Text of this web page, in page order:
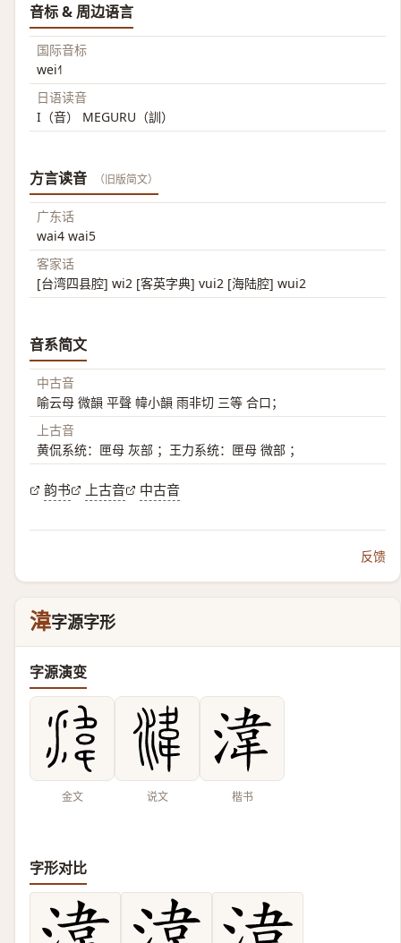
音标 & 周边语言
国际音标
wei˧˥
日语读音
I（音） MEGURU（訓）
方言读音 （旧版简文）
广东话
wai4 wai5
客家话
[台湾四县腔] wi2 [客英字典] vui2 [海陆腔] wui2
音系简文
中古音
喻云母 微韻 平聲 幃小韻 雨非切 三等 合口；
上古音
黄侃系统：匣母 灰部 ；王力系统：匣母 微部 ；
韵书 上古音 中古音
反馈
湋字源字形
字源演变
金文 说文 楷书
字形对比